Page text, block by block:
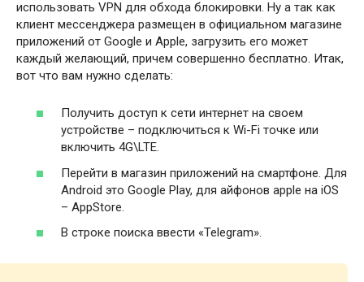
использовать VPN для обхода блокировки. Ну а так как
клиент мессенджера размещен в официальном магазине
приложений от Google и Apple, загрузить его может
каждый желающий, причем совершенно бесплатно. Итак,
вот что вам нужно сделать:
Получить доступ к сети интернет на своем
устройстве – подключиться к Wi-Fi точке или
включить 4G\LTE.
Перейти в магазин приложений на смартфоне. Для
Android это Google Play, для айфонов apple на iOS
– AppStore.
В строке поиска ввести «Telegram».